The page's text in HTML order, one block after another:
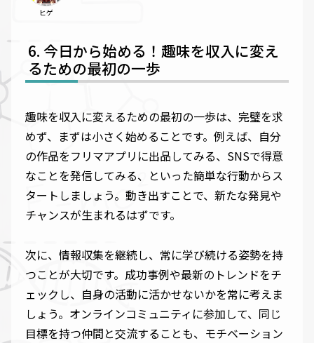
ヒゲ
今日から始める！趣味を収入に変え
るための最初の一歩
趣味を収入に変えるための最初の一歩は、完璧を求
めず、まずは小さく始めることです。例えば、自分
の作品をフリマアプリに出品してみる、SNSで得意
なことを発信してみる、といった簡単な行動からス
タートしましょう。動き出すことで、新たな発見や
チャンスが生まれるはずです。
次に、情報収集を継続し、常に学び続ける姿勢を持
つことが大切です。成功事例や最新のトレンドをチ
ェックし、自身の活動に活かせないかを常に考えま
しょう。オンラインコミュニティに参加して、同じ
目標を持つ仲間と交流することも、モチベーション